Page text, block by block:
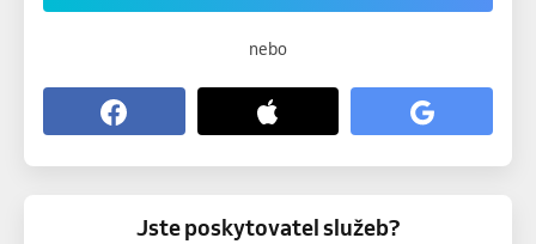
nebo
Jste poskytovatel služeb?